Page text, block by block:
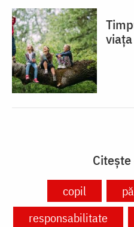
copil
responsabilitate